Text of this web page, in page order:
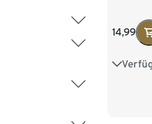
14,99
75A